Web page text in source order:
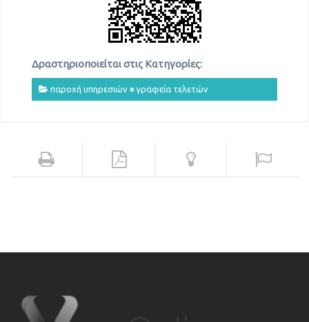
Δραστηριοποιείται στις Κατηγορίες:
παροχή υπηρεσιών »γραφεία τελετών